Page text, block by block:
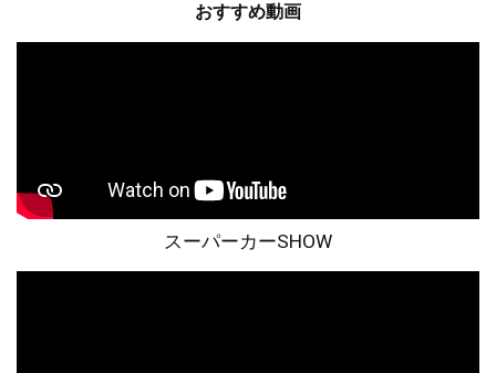
おすすめ動画
スーパーカーSHOW